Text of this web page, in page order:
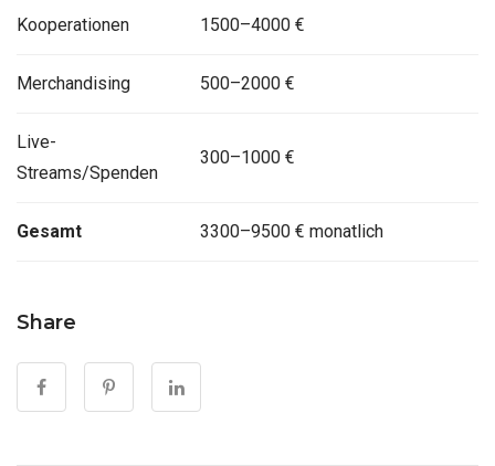
Kooperationen 1500–4000 €
Merchandising 500–2000 €
Live-
Streams/Spenden
300–1000 €
Gesamt 3300–9500 € monatlich
Share